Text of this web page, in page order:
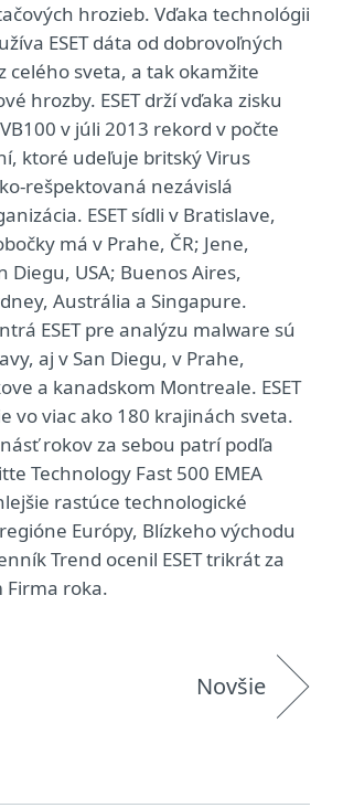
hrozieb. Vďaka technológii
ESET dáta od dobrovoľných
celého sveta, a tak okamžite
hrozby. ESET drží vďaka zisku
v júli 2013 rekord v počte
ktoré udeľuje britský Virus
rešpektovaná nezávislá
ESET sídli v Bratislave,
má v Prahe, ČR; Jene,
Diegu, USA; Buenos Aires,
Austrália a Singapure.
ESET pre analýzu malware sú
aj v San Diegu, v Prahe,
a kanadskom Montreale. ESET
vo viac ako 180 krajinách sveta.
rokov za sebou patrí podľa
Technology Fast 500 EMEA
rastúce technologické
Európy, Blízkeho východu
Trend ocenil ESET trikrát za
Firma roka.
Novšie